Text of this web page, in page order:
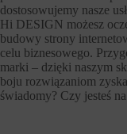
dostosowujemy nasze
Hi DESIGN możesz
budowy strony
celu biznesowego.
marki – dzięki naszym
boju rozwiązaniom
świadomy? Czy jesteś